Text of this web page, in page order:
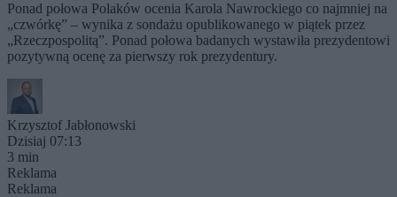
Ponad połowa Polaków ocenia Karola Nawrockiego co najmniej na
„czwórkę” – wynika z sondażu opublikowanego w piątek przez
„Rzeczpospolitą”. Ponad połowa badanych wystawiła prezydentowi
pozytywną ocenę za pierwszy rok prezydentury.
Krzysztof Jabłonowski
Dzisiaj 07:13
3 min
Reklama
Reklama